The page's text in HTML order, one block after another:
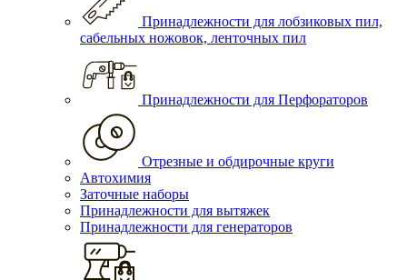
Принадлежности для лобзиковых пил,
сабельных ножовок, ленточных пил
Принадлежности для Перфораторов
Отрезные и обдирочные круги
Автохимия
Заточные наборы
Принадлежности для вытяжек
Принадлежности для генераторов